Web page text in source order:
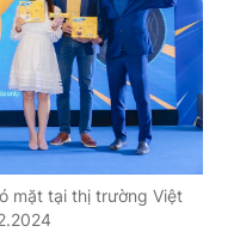
mặt tại thị trường Việt